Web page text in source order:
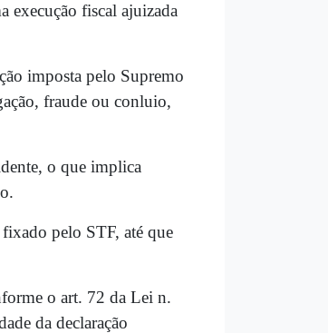
fiscal ajuizada
imposta pelo Supremo
fraude ou conluio,
o que implica
pelo STF, até que
o art. 72 da Lei n.
da declaração